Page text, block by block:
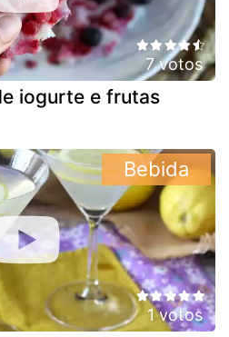
7 votos
iogurte e frutas
1 votos
Bebida